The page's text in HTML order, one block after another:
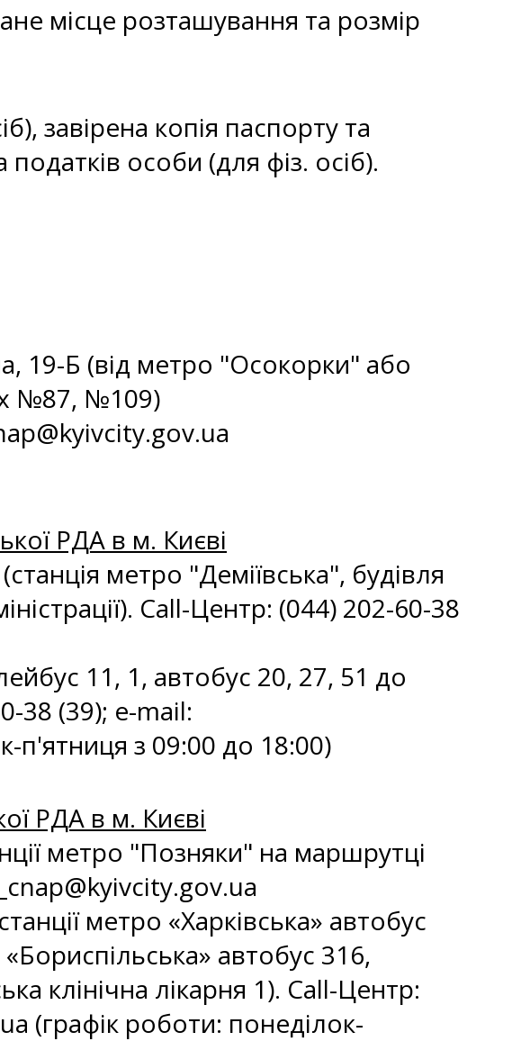
місце розташування та розмір
завірена копія паспорту та
особи (для фіз. осіб).
19-Б (від метро "Осокорки" або
№87, №109)
РДА в м. Києві
метро "Деміївська", будівля
Call-Центр: (044) 202-60-38
11, 1, автобус 20, 27, 51 до
38 (39); e-mail:
п'ятниця з 09:00 до 18:00)
РДА в м. Києві
метро "Позняки" на маршрутці
метро «Харківська» автобус
автобус 316,
клінічна лікарня 1). Call-Центр:
(графік роботи: понеділок-